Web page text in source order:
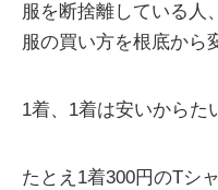
服を断捨離している人
服の買い方を根底から
1着、1着は安いからた
たとえ1着300円のTシ